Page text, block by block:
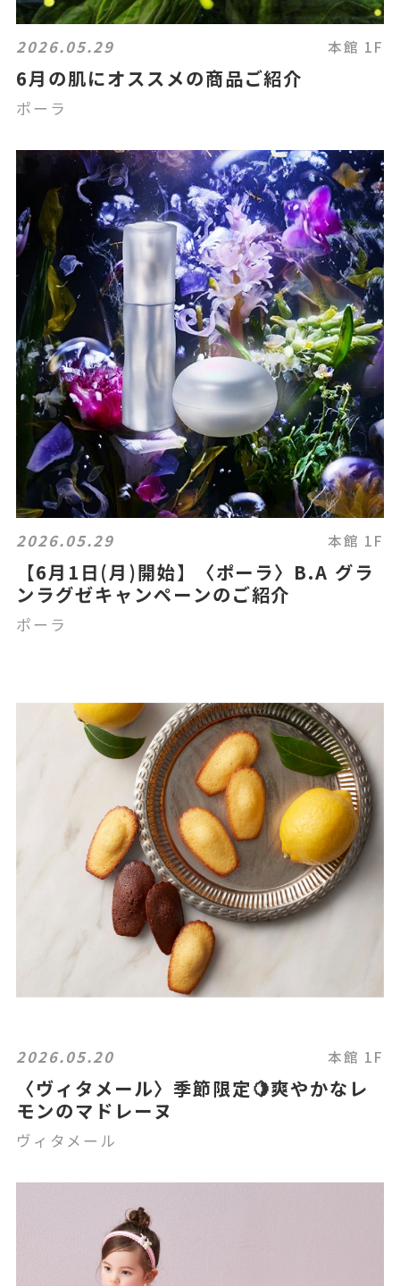
2026.05.29 本館 1F
6月の肌にオススメの商品ご紹介
ポーラ
2026.05.29 本館 1F
【6月1日(月)開始】〈ポーラ〉B.A グラ
ンラグゼキャンペーンのご紹介
ポーラ
2026.05.20 本館 1F
〈ヴィタメール〉季節限定🍋爽やかなレ
モンのマドレーヌ
ヴィタメール